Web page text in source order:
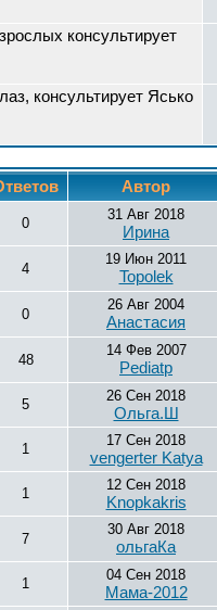
консультирует
консультирует Ясько
Автор
0
31 Авг 2018
Ирина
4
19 Июн 2011
Topolek
0
26 Авг 2004
Анастасия
48
14 Фев 2007
Pediatp
5
26 Сен 2018
Ольга.Ш
1
17 Сен 2018
vengerter Katya
1
12 Сен 2018
Knopkakris
7
30 Авг 2018
ольгаКа
1
04 Сен 2018
Мама-2012